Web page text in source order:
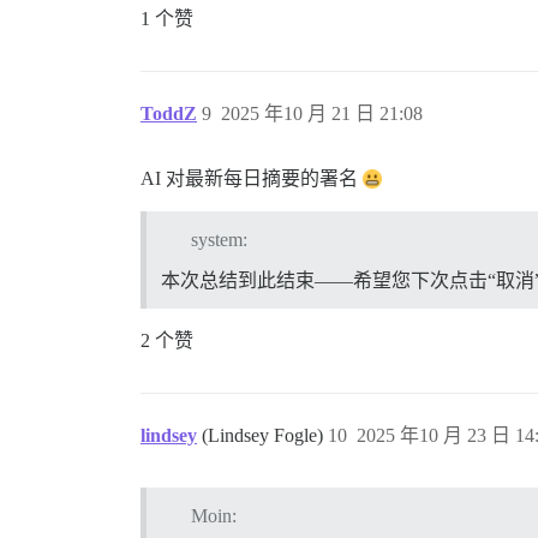
1 个赞
ToddZ 2025 年10 月 21 日 21:08
9
AI 对最新每日摘要的署名
system:
本次总结到此结束——希望您下次点击“取消
2 个赞
lindsey (Lindsey Fogle) 2025 年10 月 23 日
10
Moin: